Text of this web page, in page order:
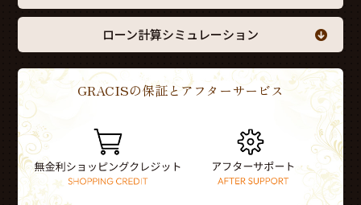
ローン計算シミュレーション
GRACISの保証とアフターサービス